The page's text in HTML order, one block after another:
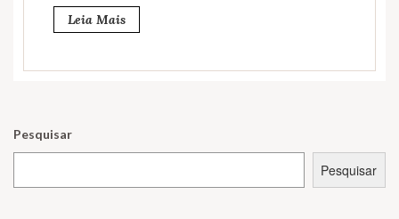
Leia Mais
Pesquisar
Pesquisar